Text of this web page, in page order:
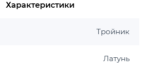
Характеристики
Тройник
Латунь